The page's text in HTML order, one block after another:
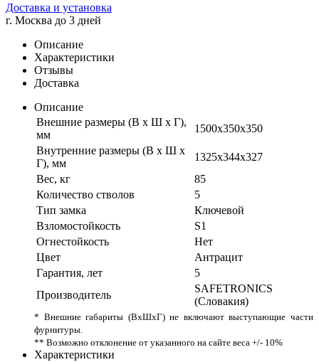
Доставка и установка
г. Москва до 3 дней
Описание
Характеристики
Отзывы
Доставка
Описание
Внешние размеры (В х Ш х Г),
мм
1500х350х350
Внутренние размеры (В х Ш х
Г), мм
1325х344х327
Вес, кг
85
Количество стволов
5
Тип замка
Ключевой
Взломостойкость
S1
Огнестойкость
Нет
Цвет
Антрацит
Гарантия, лет
5
Производитель
SAFETRONICS
(Словакия)
* Внешние габариты (ВхШхГ) не включают выступающие части
фурнитуры.
** Возможно отклонение от указанного на сайте веса +/- 10%
Характеристики